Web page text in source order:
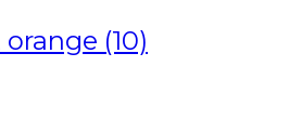
(10)